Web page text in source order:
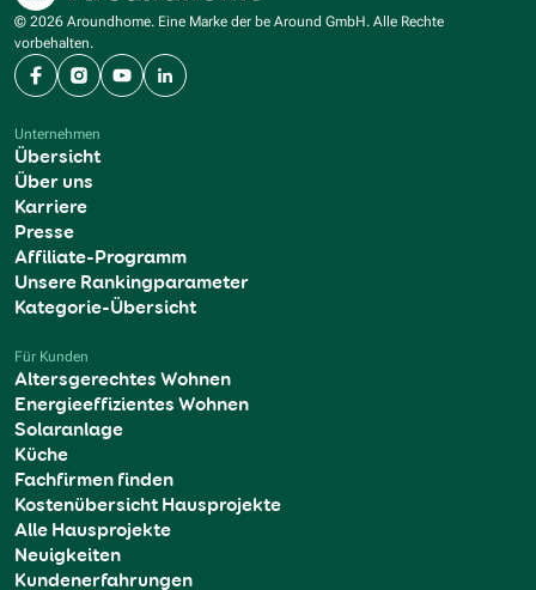
© 2026 Aroundhome. Eine Marke der be Around GmbH. Alle Rechte
vorbehalten.
FacebookInstagram
YouTubeLinkedIn
Unternehmen
Übersicht
Über uns
Karriere
Presse
Affiliate-Programm
Unsere Rankingparameter
Kategorie-Übersicht
Für Kunden
Altersgerechtes Wohnen
Energieeffizientes Wohnen
Solaranlage
Küche
Fachfirmen finden
Kostenübersicht Hausprojekte
Alle Hausprojekte
Neuigkeiten
Kundenerfahrungen